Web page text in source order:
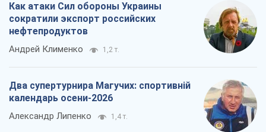
Как атаки Сил обороны Украины
сократили экспорт российских
нефтепродуктов
Андрей Клименко 1,2 т.
Два супертурнира Магучих: спортивній
календарь осени-2026
Александр Липенко 1,4 т.